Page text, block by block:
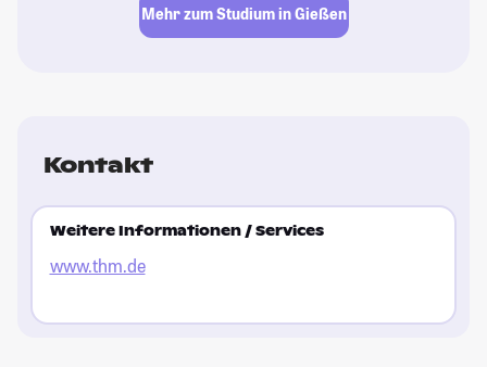
Mehr zum Studium in Gießen
Kontakt
Weitere Informationen / Services
www.thm.de